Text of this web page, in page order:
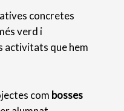
concretes
verd i
activitats que hem
com bosses